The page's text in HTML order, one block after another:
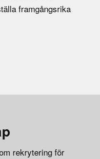
framgångsrika
rekrytering för